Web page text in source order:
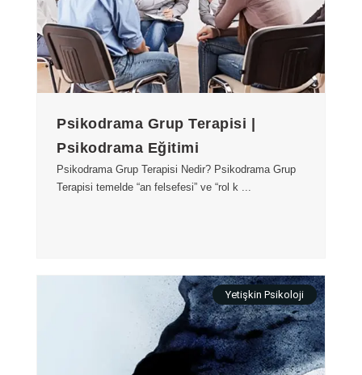
Psikodrama Grup Terapisi |
Psikodrama Eğitimi
Psikodrama Grup Terapisi Nedir? Psikodrama Grup
Terapisi temelde “an felsefesi” ve “rol k ...
Yetişkin Psikoloji